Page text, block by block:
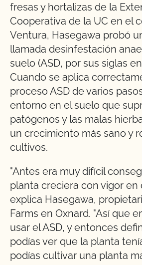
fresas y hortalizas de la
Cooperativa de la UC en el
Ventura, Hasegawa probó
llamada desinfestación
suelo (ASD, por sus siglas
Cuando se aplica
proceso ASD de varios
entorno en el suelo que
patógenos y las malas
un crecimiento más sano y
cultivos.
"Antes era muy difícil
planta creciera con vigor en
explica Hasegawa,
Farms en Oxnard. "Así que
usar el ASD, y entonces
podías ver que la planta
podías cultivar una planta